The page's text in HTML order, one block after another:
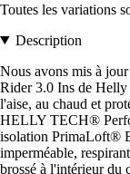
Toutes les variations
Description
Nous avons mis à
Rider 3.0 Ins de Helly
l'aise, au chaud et
HELLY TECH®
isolation PrimaLoft®
imperméable,
brossé à l'intérieur du